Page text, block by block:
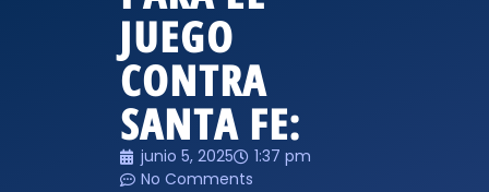
JUEGO
CONTRA
SANTA FE:
junio 5, 2025
1:37 pm
No Comments